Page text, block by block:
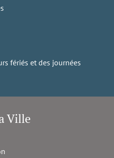
fériés et des journées
Ville